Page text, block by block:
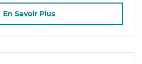
En Savoir Plus